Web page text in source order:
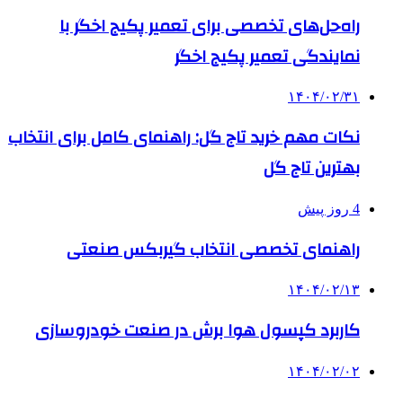
راه‌حل‌های تخصصی برای تعمیر پکیج اخگر با
نمایندگی تعمیر پکیج اخگر
۱۴۰۴/۰۲/۳۱
نکات مهم خرید تاج گل: راهنمای کامل برای انتخاب
بهترین تاج گل
4 روز پیش
راهنمای تخصصی انتخاب گیربکس صنعتی
۱۴۰۴/۰۲/۱۳
کاربرد کپسول هوا برش در صنعت خودروسازی
۱۴۰۴/۰۲/۰۲